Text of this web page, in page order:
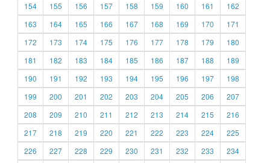
154
155 156 157 158 159 160 161
162
163
164 165 166 167 168 169 170
171
172
173 174 175 176 177 178 179
180
181
182 183 184 185 186 187 188
189
190
191 192 193 194 195 196 197
198
199
200 201 202 203 204 205 206
207
208
209 210 211 212 213 214 215
216
217
218 219 220 221 222 223 224
225
226
227 228 229 230 231 232 233
234